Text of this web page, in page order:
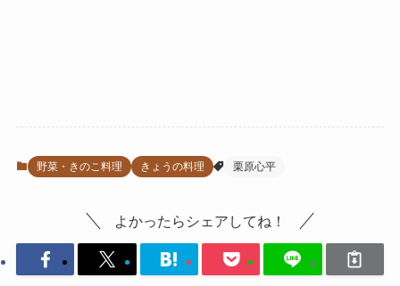
野菜・きのこ料理 きょうの料理 栗原心平
よかったらシェアしてね！